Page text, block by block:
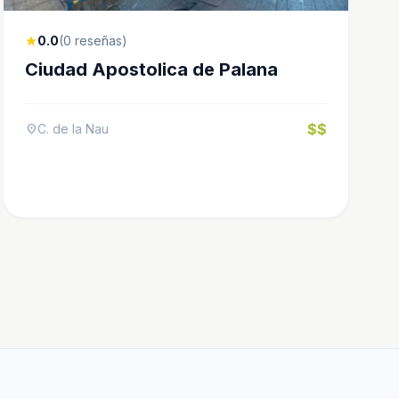
star0.0(0 reseñas)
Ciudad Apostolica de Palana
location_onC. de la Nau $$